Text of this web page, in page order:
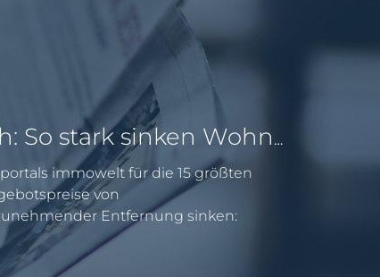
Pendeln lohnt sich: So stark sinken Wohnungspreise im Umland
immowelt für die 15 größten
von
Entfernung sinken: